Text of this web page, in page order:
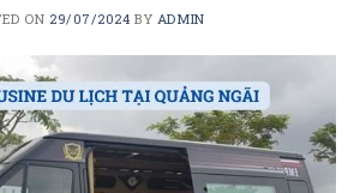
ON 29/07/2024 BY ADMIN